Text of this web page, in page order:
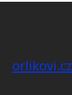
orlikovi.cz